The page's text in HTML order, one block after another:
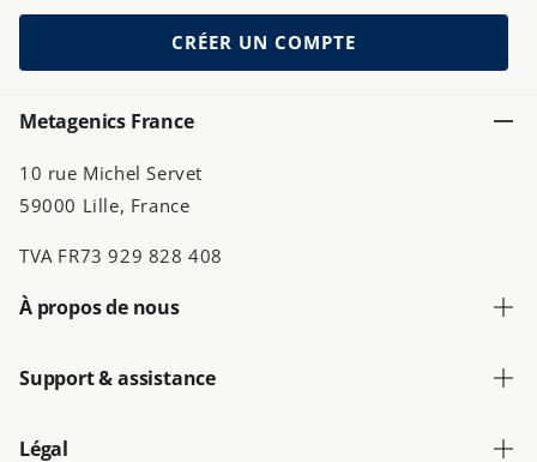
CRÉER UN COMPTE
Metagenics France
10 rue Michel Servet
59000 Lille, France
TVA FR73 929 828 408
À propos de nous
Support & assistance
Légal